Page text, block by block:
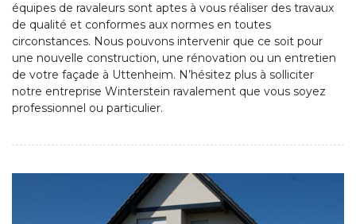
équipes de ravaleurs sont aptes à vous réaliser des travaux
de qualité et conformes aux normes en toutes
circonstances. Nous pouvons intervenir que ce soit pour
une nouvelle construction, une rénovation ou un entretien
de votre façade à Uttenheim. N’hésitez plus à solliciter
notre entreprise Winterstein ravalement que vous soyez
professionnel ou particulier.